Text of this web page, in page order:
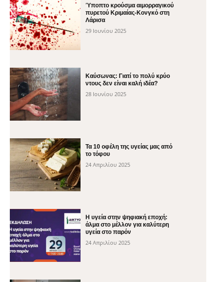
Ύποπτο κρούσμα αιμορραγικού
πυρετού Κριμαίας-Κονγκό στη
Λάρισα
29 Ιουνίου 2025
Καύσωνας: Γιατί το πολύ κρύο
ντους δεν είναι καλή ιδέα?
28 Ιουνίου 2025
Τα 10 οφέλη της υγείας μας από
το τόφου
24 Απριλίου 2025
H υγεία στην ψηφιακή εποχή:
άλμα στο μέλλον για καλύτερη
υγεία στο παρόν
24 Απριλίου 2025